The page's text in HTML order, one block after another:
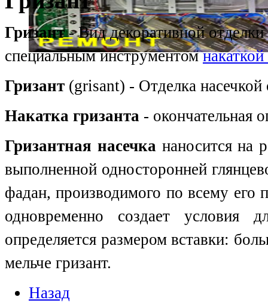
Гризант- Вид декоративной отделки
специальным инструментом
Гризант (grisant) - Отделка насечкой
Накатка гризанта - окончательная
Гризантная насечка наносится на
выполненной односторонней
фадан, производимого по всему его
одновременно создает
определяется размером вставки:
мельче гризант.
Назад